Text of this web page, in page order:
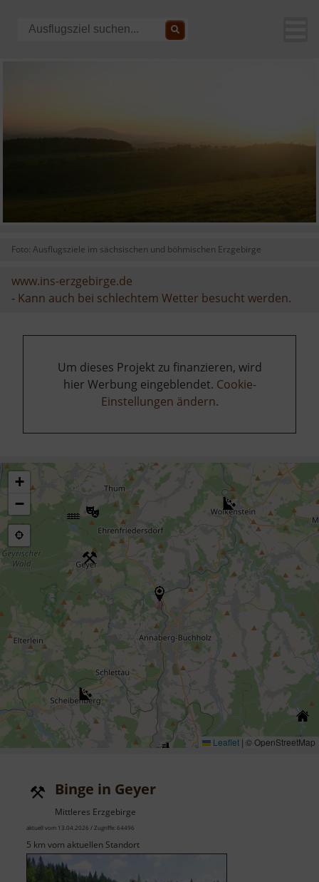
Foto: Ausflugsziele im sächsischen und böhmischen Erzgebirge
www.ins-erzgebirge.de
- Kann auch bei schlechtem Wetter besucht werden.
Um dieses Projekt zu finanzieren, wird
hier Werbung eingeblendet. Cookie-
Einstellungen ändern.
+
−
Leaflet | © OpenStreetMap
Binge in Geyer
Mittleres Erzgebirge
aktuell vom 13.04.2026 / Zugriffe: 64496
5 km vom aktuellen Standort